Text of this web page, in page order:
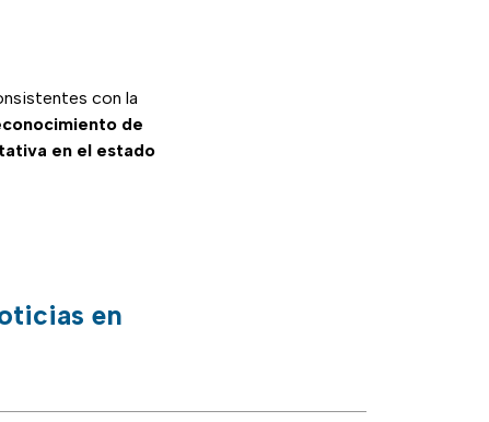
con la
de
en el estado
en